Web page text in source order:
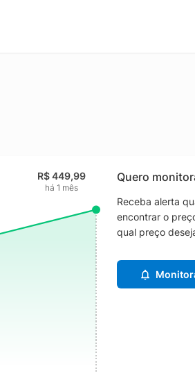
R$ 449,99
há 1 mês
Quero
Receba alerta
encontrar o
qual preço